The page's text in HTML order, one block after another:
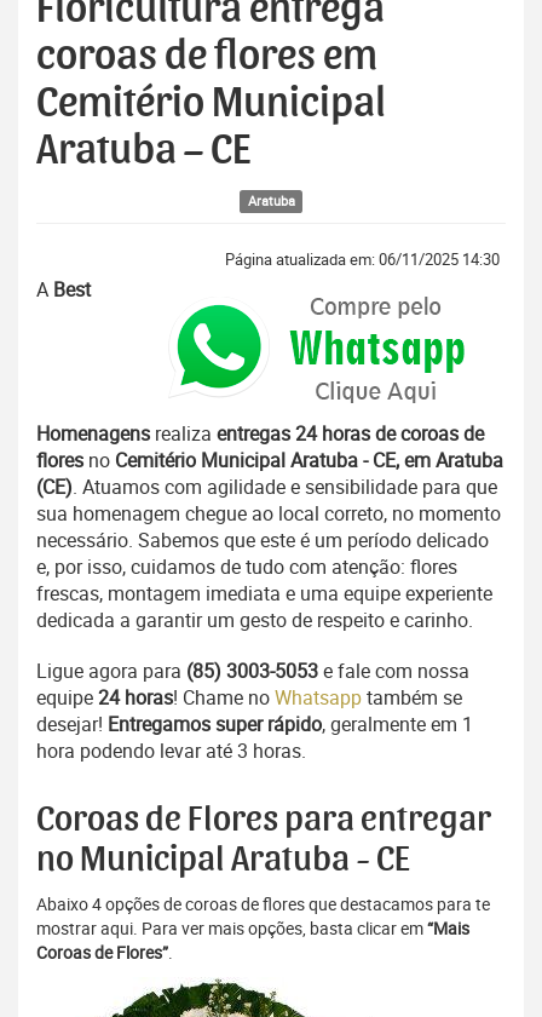
Floricultura entrega
coroas de flores em
Cemitério Municipal
Aratuba – CE
Aratuba
Página atualizada em: 06/11/2025 14:30
A Best
Homenagens realiza entregas 24 horas de coroas de
flores no Cemitério Municipal Aratuba - CE, em Aratuba
(CE). Atuamos com agilidade e sensibilidade para que
sua homenagem chegue ao local correto, no momento
necessário. Sabemos que este é um período delicado
e, por isso, cuidamos de tudo com atenção: flores
frescas, montagem imediata e uma equipe experiente
dedicada a garantir um gesto de respeito e carinho.
Ligue agora para (85) 3003-5053e fale com nossa
equipe24 horas! Chame noWhatsapptambém se
desejar! Entregamos super rápido, geralmente em 1
hora podendo levar até 3 horas.
Coroas de Flores para entregar
no Municipal Aratuba - CE
Abaixo 4 opções de coroas de flores que destacamos para te
mostrar aqui. Para ver mais opções, basta clicar em“Mais
Coroas de Flores”.